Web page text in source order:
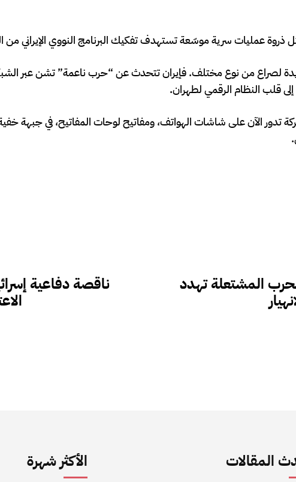
عمليات سرية موسّعة تستهدف تفكيك البرنامج النووي الإيراني من
لصراع من نوع مختلف. فإيران تتحدث عن “حرب ناعمة” تشن عبر
قلب النظام الرقمي لطهران.
تدور الآن على شاشات الهواتف، ومفاتيح لوحات المفاتيح، في جبهة
ناقصة دفاعية المشتعلة تهدد
الأكثر شهرة المقالات